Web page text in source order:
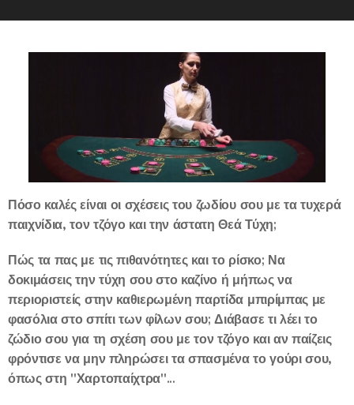
Πόσο καλές είναι οι σχέσεις του ζωδίου σου με τα τυχερά
παιχνίδια, τον τζόγο και την άστατη Θεά Τύχη;
Πώς τα πας με τις πιθανότητες και το ρίσκο; Να
δοκιμάσεις την τύχη σου στο καζίνο ή μήπως να
περιοριστείς στην καθιερωμένη παρτίδα μπιρίμπας με
φασόλια στο σπίτι των φίλων σου; Διάβασε τι λέει το
ζώδιο σου για τη σχέση σου με τον τζόγο και αν παίζεις
φρόντισε να μην πληρώσει τα σπασμένα το γούρι σου,
όπως στη "Χαρτοπαίχτρα"...